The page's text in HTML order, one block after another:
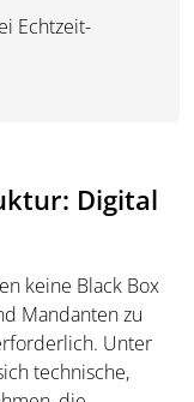
Echtzeit-
Digital
keine Black Box
Mandanten zu
Unter
technische,